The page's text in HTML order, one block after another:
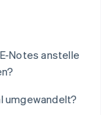
Notes anstelle
umgewandelt?